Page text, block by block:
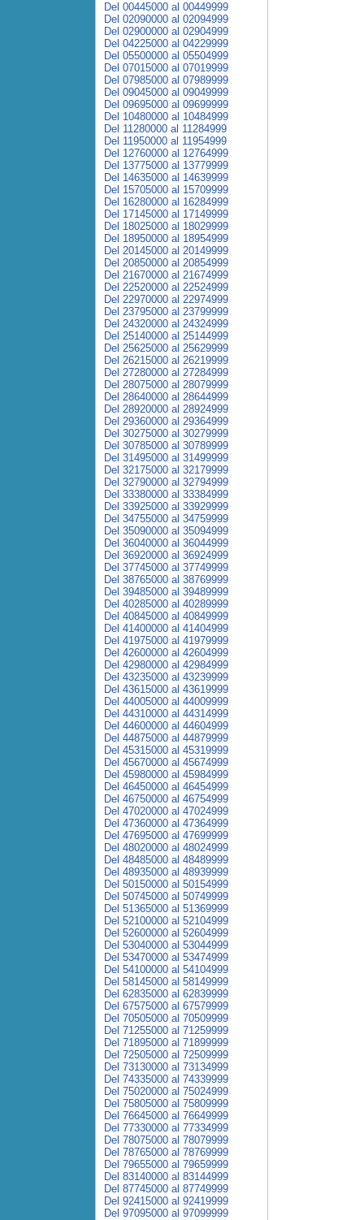
Del 00445000 al 00449999
Del 02090000 al 02094999
Del 02900000 al 02904999
Del 04225000 al 04229999
Del 05500000 al 05504999
Del 07015000 al 07019999
Del 07985000 al 07989999
Del 09045000 al 09049999
Del 09695000 al 09699999
Del 10480000 al 10484999
Del 11280000 al 11284999
Del 11950000 al 11954999
Del 12760000 al 12764999
Del 13775000 al 13779999
Del 14635000 al 14639999
Del 15705000 al 15709999
Del 16280000 al 16284999
Del 17145000 al 17149999
Del 18025000 al 18029999
Del 18950000 al 18954999
Del 20145000 al 20149999
Del 20850000 al 20854999
Del 21670000 al 21674999
Del 22520000 al 22524999
Del 22970000 al 22974999
Del 23795000 al 23799999
Del 24320000 al 24324999
Del 25140000 al 25144999
Del 25625000 al 25629999
Del 26215000 al 26219999
Del 27280000 al 27284999
Del 28075000 al 28079999
Del 28640000 al 28644999
Del 28920000 al 28924999
Del 29360000 al 29364999
Del 30275000 al 30279999
Del 30785000 al 30789999
Del 31495000 al 31499999
Del 32175000 al 32179999
Del 32790000 al 32794999
Del 33380000 al 33384999
Del 33925000 al 33929999
Del 34755000 al 34759999
Del 35090000 al 35094999
Del 36040000 al 36044999
Del 36920000 al 36924999
Del 37745000 al 37749999
Del 38765000 al 38769999
Del 39485000 al 39489999
Del 40285000 al 40289999
Del 40845000 al 40849999
Del 41400000 al 41404999
Del 41975000 al 41979999
Del 42600000 al 42604999
Del 42980000 al 42984999
Del 43235000 al 43239999
Del 43615000 al 43619999
Del 44005000 al 44009999
Del 44310000 al 44314999
Del 44600000 al 44604999
Del 44875000 al 44879999
Del 45315000 al 45319999
Del 45670000 al 45674999
Del 45980000 al 45984999
Del 46450000 al 46454999
Del 46750000 al 46754999
Del 47020000 al 47024999
Del 47360000 al 47364999
Del 47695000 al 47699999
Del 48020000 al 48024999
Del 48485000 al 48489999
Del 48935000 al 48939999
Del 50150000 al 50154999
Del 50745000 al 50749999
Del 51365000 al 51369999
Del 52100000 al 52104999
Del 52600000 al 52604999
Del 53040000 al 53044999
Del 53470000 al 53474999
Del 54100000 al 54104999
Del 58145000 al 58149999
Del 62835000 al 62839999
Del 67575000 al 67579999
Del 70505000 al 70509999
Del 71255000 al 71259999
Del 71895000 al 71899999
Del 72505000 al 72509999
Del 73130000 al 73134999
Del 74335000 al 74339999
Del 75020000 al 75024999
Del 75805000 al 75809999
Del 76645000 al 76649999
Del 77330000 al 77334999
Del 78075000 al 78079999
Del 78765000 al 78769999
Del 79655000 al 79659999
Del 83140000 al 83144999
Del 87745000 al 87749999
Del 92415000 al 92419999
Del 97095000 al 97099999